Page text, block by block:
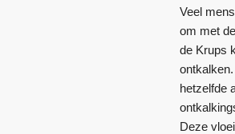
Veel
om met
de Krups
hetzelfde
Deze